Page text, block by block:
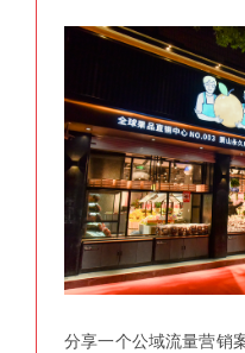
分享一个公域流量营销